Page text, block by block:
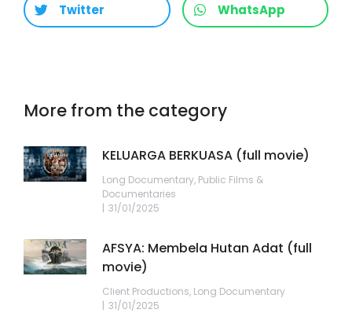
Twitter WhatsApp
More from the category
KELUARGA BERKUASA (full movie)
Long Documentary, Public Films &
Documentaries
31/01/2025
AFSYA: Membela Hutan Adat (full
movie)
Client Productions, Long Documentary
31/01/2025